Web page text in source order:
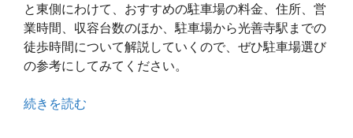
と東側にわけて、おすすめの駐車場の料金、住所、営
業時間、収容台数のほか、駐車場から光善寺駅までの
徒歩時間について解説していくので、ぜひ駐車場選び
の参考にしてみてください。
続きを読む